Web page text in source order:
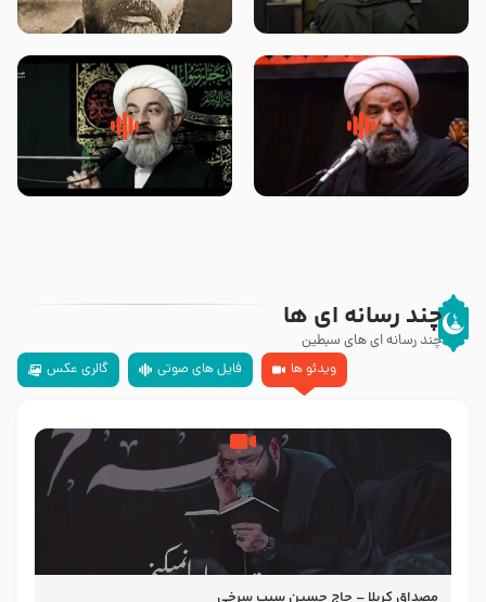
چه معناست – حجت الاسلام علوی
اسارت اهل‌بیت علیهم‌السلام –
محدث زاده
سلام جوانی که امام حسین علیه
السلام خودش جوابش را دادند
زیارتی که اسباب رزق زیاد و عمر
طولانی است حجت السلام حسین
چند رسانه ای ها
چند رسانه ای های سبطین
ویدئو ها
فایل های صوتی گالری عکس
مصداق کربلا – حاج حسین سیب سرخی